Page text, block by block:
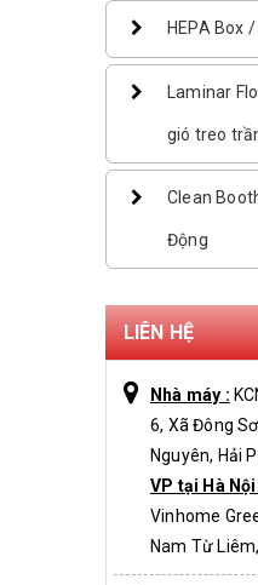
HEPA Box
Laminar
gió treo
Clean
Động
LIÊN HỆ
Nhà máy :
6, Xã Đông
Nguyên, Hải
VP tại Hà
Vinhome
Nam Từ